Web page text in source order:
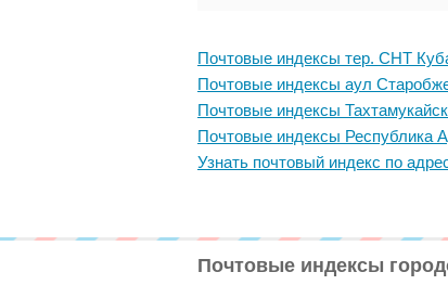
Почтовые индексы тер. СНТ
Почтовые индексы аул
Почтовые индексы
Почтовые индексы Республика
Узнать почтовый индекс по
Почтовые индексы